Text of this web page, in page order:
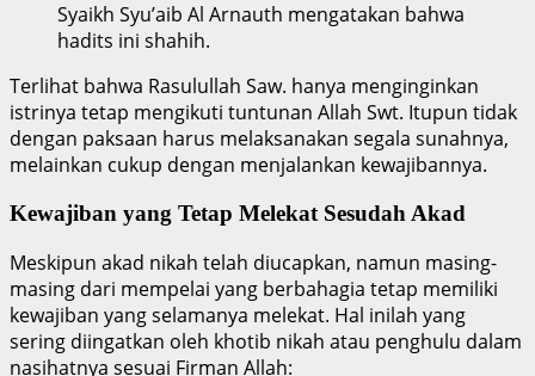
Syaikh Syu’aib Al Arnauth mengatakan bahwa
hadits ini shahih.
Terlihat bahwa Rasulullah Saw. hanya menginginkan
istrinya tetap mengikuti tuntunan Allah Swt. Itupun tidak
dengan paksaan harus melaksanakan segala sunahnya,
melainkan cukup dengan menjalankan kewajibannya.
Kewajiban yang Tetap Melekat Sesudah Akad
Meskipun akad nikah telah diucapkan, namun masing-
masing dari mempelai yang berbahagia tetap memiliki
kewajiban yang selamanya melekat. Hal inilah yang
sering diingatkan oleh khotib nikah atau penghulu dalam
nasihatnya sesuai Firman Allah: